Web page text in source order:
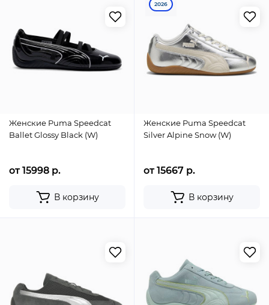
Женские Puma Speedcat
Ballet Glossy Black (W)
от 15998 р.
В корзину
2026
Женские Puma Speedcat
Silver Alpine Snow (W)
от 15667 р.
В корзину